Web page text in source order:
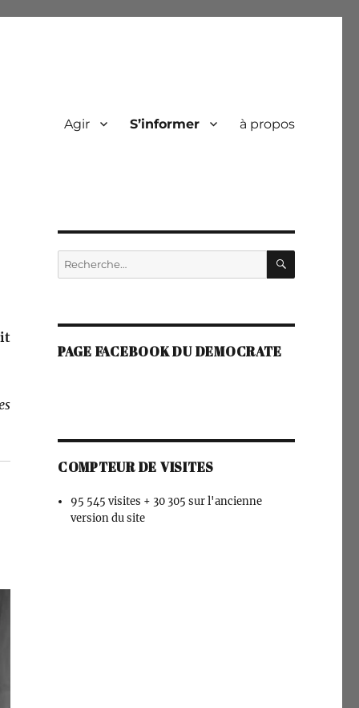
Agir S’informer à propos
Recherche
pour :
PAGE FACEBOOK DU DEMOCRATE
COMPTEUR DE VISITES
95 545 visites + 30 305 sur l'ancienne
version du site